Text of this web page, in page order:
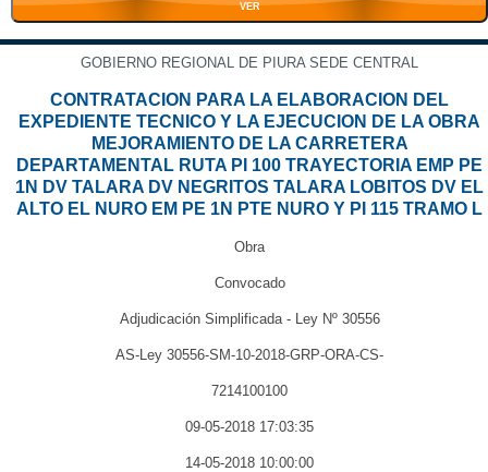
VER
GOBIERNO REGIONAL DE PIURA SEDE CENTRAL
CONTRATACION PARA LA ELABORACION DEL
EXPEDIENTE TECNICO Y LA EJECUCION DE LA OBRA
MEJORAMIENTO DE LA CARRETERA
DEPARTAMENTAL RUTA PI 100 TRAYECTORIA EMP PE
1N DV TALARA DV NEGRITOS TALARA LOBITOS DV EL
ALTO EL NURO EM PE 1N PTE NURO Y PI 115 TRAMO L
Obra
Convocado
Adjudicación Simplificada - Ley Nº 30556
AS-Ley 30556-SM-10-2018-GRP-ORA-CS-
7214100100
09-05-2018 17:03:35
14-05-2018 10:00:00